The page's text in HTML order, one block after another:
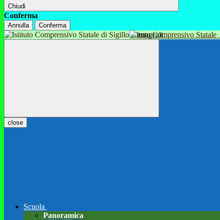
Chiudi
Conferma
Annulla Conferma
Istituto Comprensivo Statale
close
Scuola
Panoramica